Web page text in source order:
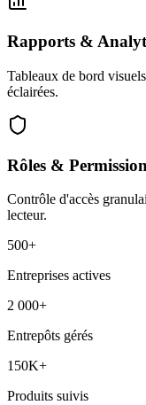
Rapports &
Tableaux de bord
éclairées.
Rôles &
Contrôle d'accès
lecteur.
500+
Entreprises actives
2 000+
Entrepôts gérés
150K+
Produits suivis